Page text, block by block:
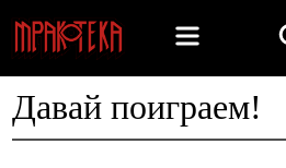
Давай поиграем!